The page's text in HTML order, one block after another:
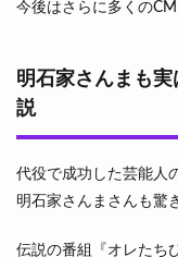
今後はさらに多くの
明石家さんまも
説
代役で成功した芸能人
明石家さんまさんも驚
伝説の番組『オレたち